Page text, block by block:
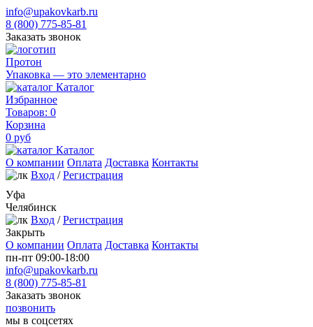
info@upakovkarb.ru
8 (800) 775-85-81
Заказать звонок
Протон
Упаковка — это элементарно
Каталог
Избранное
Товаров: 0
Корзина
0 руб
Каталог
О компании Оплата Доставка Контакты
Вход / Регистрация
Уфа
Челябинск
Вход / Регистрация
Закрыть
О компании Оплата Доставка Контакты
пн-пт 09:00-18:00
info@upakovkarb.ru
8 (800) 775-85-81
Заказать звонок
позвонить
мы в соцсетях